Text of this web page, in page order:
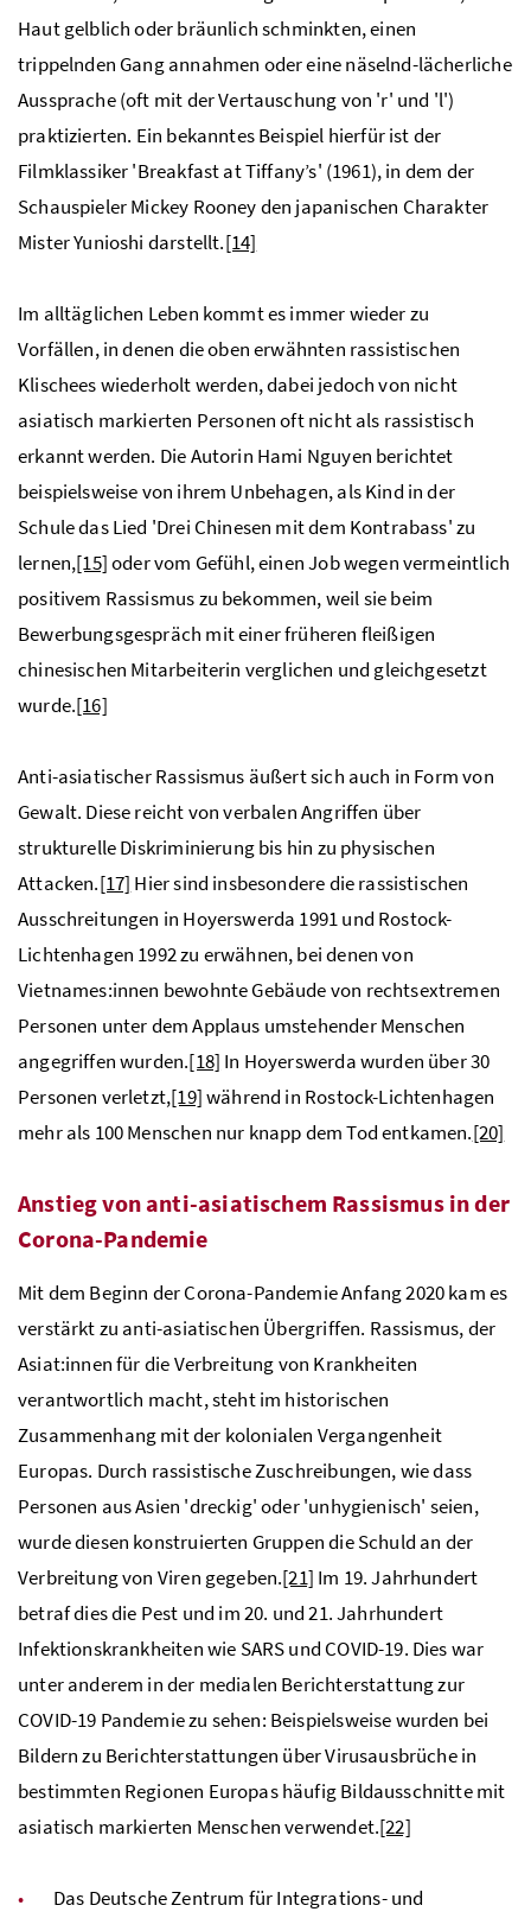
Haut gelblich oder bräunlich schminkten, einen
trippelnden Gang annahmen oder eine näselnd-lächerliche
Aussprache (oft mit der Vertauschung von 'r' und 'l')
praktizierten. Ein bekanntes Beispiel hierfür ist der
Filmklassiker 'Breakfast at Tiffany’s' (1961), in dem der
Schauspieler Mickey Rooney den japanischen Charakter
Mister Yunioshi darstellt.[14]
Im alltäglichen Leben kommt es immer wieder zu
Vorfällen, in denen die oben erwähnten rassistischen
Klischees wiederholt werden, dabei jedoch von nicht
asiatisch markierten Personen oft nicht als rassistisch
erkannt werden. Die Autorin Hami Nguyen berichtet
beispielsweise von ihrem Unbehagen, als Kind in der
Schule das Lied 'Drei Chinesen mit dem Kontrabass' zu
lernen,[15]oder vom Gefühl, einen Job wegen vermeintlich
positivem Rassismus zu bekommen, weil sie beim
Bewerbungsgespräch mit einer früheren fleißigen
chinesischen Mitarbeiterin verglichen und gleichgesetzt
wurde.[16]
Anti-asiatischer Rassismus äußert sich auch in Form von
Gewalt. Diese reicht von verbalen Angriffen über
strukturelle Diskriminierung bis hin zu physischen
Attacken.[17] Hier sind insbesondere die rassistischen
Ausschreitungen in Hoyerswerda 1991 und Rostock-
Lichtenhagen 1992 zu erwähnen, bei denen von
Vietnames:innen bewohnte Gebäude von rechtsextremen
Personen unter dem Applaus umstehender Menschen
angegriffen wurden.[18] In Hoyerswerda wurden über 30
Personen verletzt,[19]während in Rostock-Lichtenhagen
mehr als 100 Menschen nur knapp dem Tod entkamen.[20]
Anstieg von anti-asiatischem Rassismus in der
Corona-Pandemie
Mit dem Beginn der Corona-Pandemie Anfang 2020 kam es
verstärkt zu anti-asiatischen Übergriffen. Rassismus, der
Asiat:innen für die Verbreitung von Krankheiten
verantwortlich macht, steht im historischen
Zusammenhang mit der kolonialen Vergangenheit
Europas. Durch rassistische Zuschreibungen, wie dass
Personen aus Asien 'dreckig' oder 'unhygienisch' seien,
wurde diesen konstruierten Gruppen die Schuld an der
Verbreitung von Viren gegeben.[21] Im 19. Jahrhundert
betraf dies die Pest und im 20. und 21. Jahrhundert
Infektionskrankheiten wie SARS und COVID-19. Dies war
unter anderem in der medialen Berichterstattung zur
COVID-19 Pandemie zu sehen: Beispielsweise wurden bei
Bildern zu Berichterstattungen über Virusausbrüche in
bestimmten Regionen Europas häufig Bildausschnitte mit
asiatisch markierten Menschen verwendet.[22]
Das Deutsche Zentrum für Integrations- und